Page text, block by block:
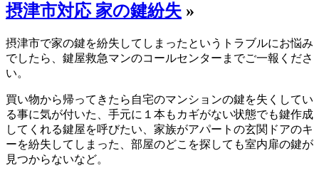
摂津市対応 家の鍵紛失 »
摂津市で家の鍵を紛失してしまったというトラブルにお悩み
でしたら、鍵屋救急マンのコールセンターまでご一報くださ
い。
買い物から帰ってきたら自宅のマンションの鍵を失くしてい
る事に気が付いた、手元に１本もカギがない状態でも鍵作成
してくれる鍵屋を呼びたい、家族がアパートの玄関ドアのキ
ーを紛失してしまった、部屋のどこを探しても室内扉の鍵が
見つからないなど。